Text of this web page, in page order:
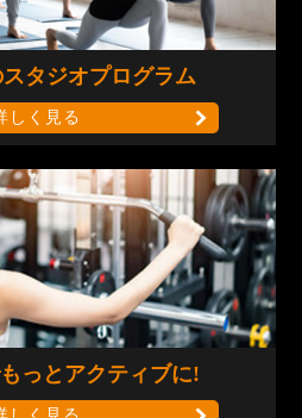
スタジオプログラム
しく見る
もっとアクティブに!